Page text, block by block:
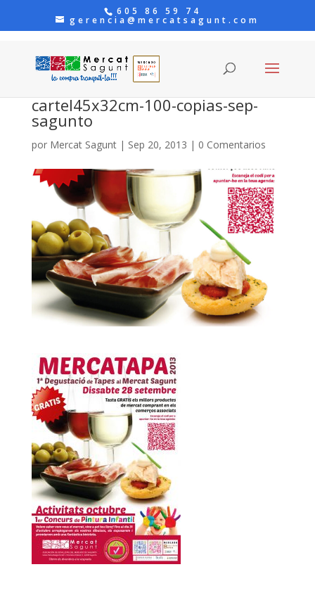
605 86 59 74
gerencia@mercatsagunt.com
cartel45x32cm-100-copias-sep-
sagunto
por Mercat Sagunt| Sep 20, 2013 | 0 Comentarios